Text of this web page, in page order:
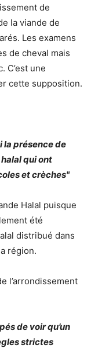
de
la viande de
Les examens
de cheval mais
C’est une
cette supposition.
la présence de
qui ont
et crèches"
Halal puisque
été
distribué dans
région.
l’arrondissement
de voir qu’un
strictes